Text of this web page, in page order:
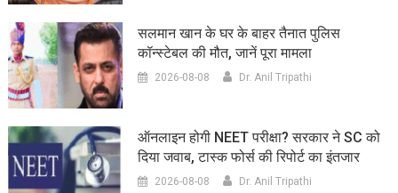
सलमान खान के घर के बाहर तैनात पुलिस
कॉन्स्टेबल की मौत, जानें पूरा मामला
2026-08-08 Dr. Anil Tripathi
ऑनलाइन होगी NEET परीक्षा? सरकार ने SC को
दिया जवाब, टास्क फोर्स की रिपोर्ट का इंतजार
2026-08-08 Dr. Anil Tripathi